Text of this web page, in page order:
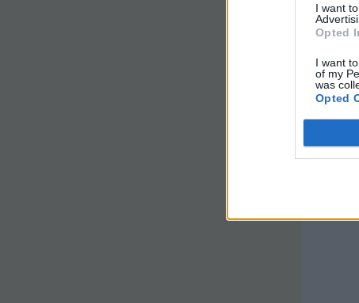
I want
Opted
I want
of my
was
Opted